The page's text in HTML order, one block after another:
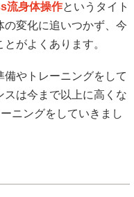
流身体操作というタイト
の変化に追いつかず、今
がよくあります。
やトレーニングをして
スは今まで以上に高くな
ニングをしていきまし